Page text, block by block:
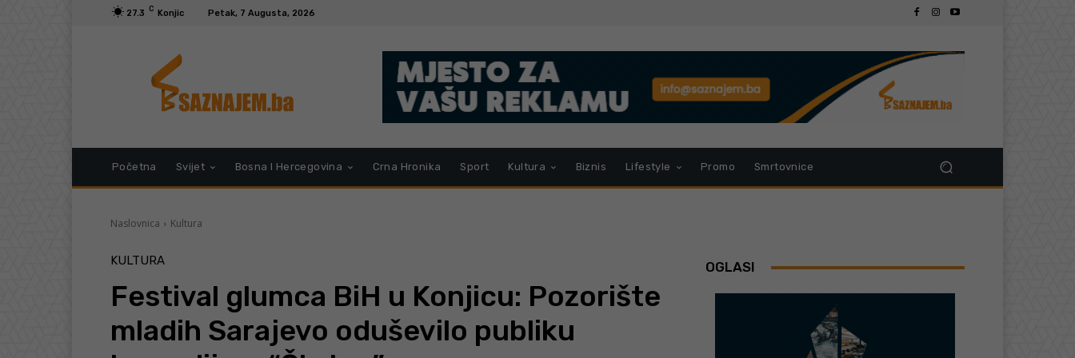
27.3 C Konjic Petak, 7 Augusta, 2026
Početna Svijet Bosna I Hercegovina Crna Hronika Sport Kultura Biznis Lifestyle Promo Smrtovnice
Naslovnica Kultura
KULTURA
Festival glumca BiH u Konjicu: Pozorište
mladih Sarajevo oduševilo publiku
OGLASI